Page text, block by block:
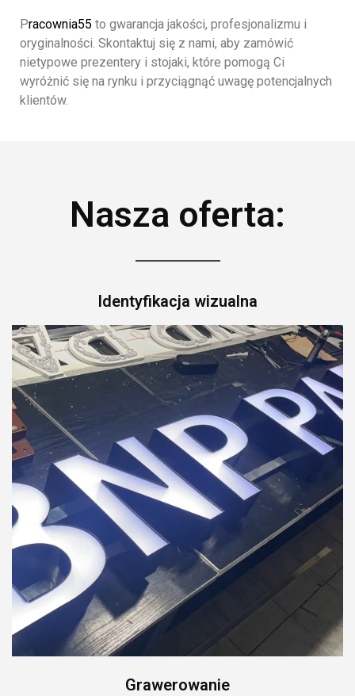
Pracownia55 to gwarancja jakości, profesjonalizmu i
oryginalności. Skontaktuj się z nami, aby zamówić
nietypowe prezentery i stojaki, które pomogą Ci
wyróżnić się na rynku i przyciągnąć uwagę potencjalnych
klientów.
Nasza oferta:
Identyfikacja wizualna
Grawerowanie